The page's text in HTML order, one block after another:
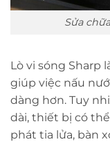
Sửa
Lò vi sóng Sharp
giúp việc nấu
dàng hơn. Tuy
dài, thiết bị có
phát tia lửa, bàn